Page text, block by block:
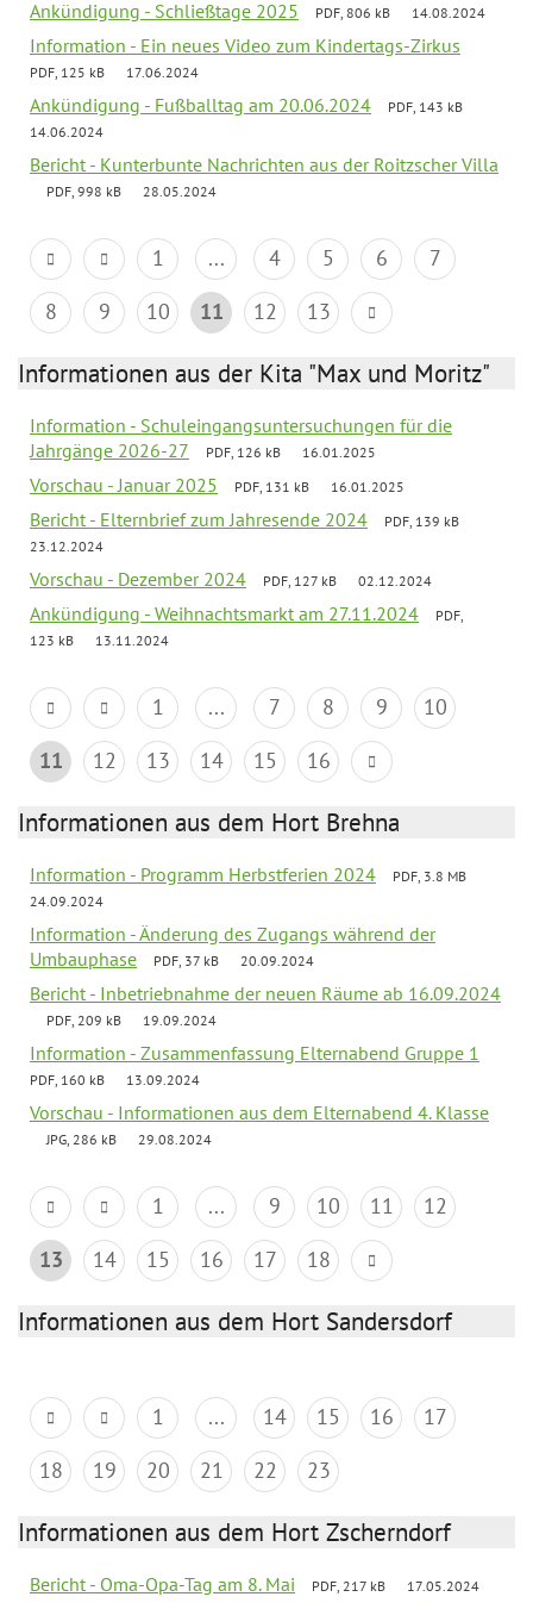
Ankündigung - Schließtage 2025 PDF, 806 kB 14.08.2024
Information - Ein neues Video zum Kindertags-Zirkus
PDF, 125 kB 17.06.2024
Ankündigung - Fußballtag am 20.06.2024
PDF, 143 kB
14.06.2024
Bericht - Kunterbunte Nachrichten aus der Roitzscher Villa
PDF, 998 kB 28.05.2024
1 ... 4 5 6
7
8
9 10 11 12 13
Informationen aus der Kita "Max und Moritz"
Information - Schuleingangsuntersuchungen für die
Jahrgänge 2026-27
PDF, 126 kB 16.01.2025
Vorschau - Januar 2025 PDF, 131 kB 16.01.2025
Bericht - Elternbrief zum Jahresende 2024
PDF, 139 kB
23.12.2024
Vorschau - Dezember 2024 PDF, 127 kB 02.12.2024
Ankündigung - Weihnachtsmarkt am 27.11.2024
PDF,
123 kB
13.11.2024
1 ... 7 8 9
10
11
12 13 14 15 16
Informationen aus dem Hort Brehna
Information - Programm Herbstferien 2024
PDF, 3.8 MB
24.09.2024
Information - Änderung des Zugangs während der
Umbauphase
PDF, 37 kB 20.09.2024
Bericht - Inbetriebnahme der neuen Räume ab 16.09.2024
PDF, 209 kB 19.09.2024
Information - Zusammenfassung Elternabend Gruppe 1
PDF, 160 kB 13.09.2024
Vorschau - Informationen aus dem Elternabend 4. Klasse
JPG, 286 kB 29.08.2024
1 ... 9 10 11
12
13
14 15 16 17 18
Informationen aus dem Hort Sandersdorf
1 ... 14 15 16
17
18
19 20 21 22 23
Informationen aus dem Hort Zscherndorf
Bericht - Oma-Opa-Tag am 8. Mai PDF, 217 kB 17.05.2024